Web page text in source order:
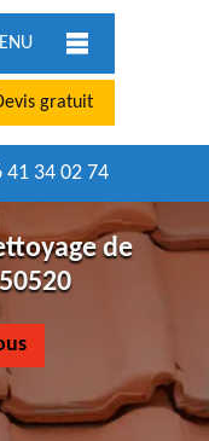
gratuit
41 34 02 74
de